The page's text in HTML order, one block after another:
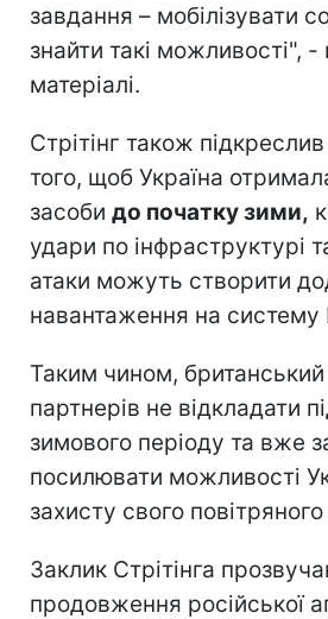
завдання – мобілізувати
знайти такі можливості",
матеріалі.
Стрітінг також
того, щоб Україна
засоби до початку зими,
удари по інфраструктурі
атаки можуть створити
навантаження на
Таким чином,
партнерів не відкладати
зимового періоду та вже
посилювати можливості
захисту свого
Заклик Стрітінга
продовження російської